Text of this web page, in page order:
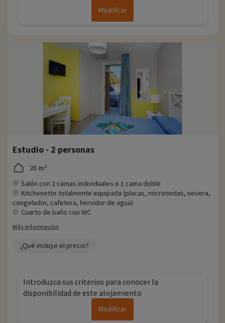
Modificar
Estudio - 2 personas
23 m²
Salón con 2 camas individuales o 1 cama doble
Kitchenette totalmente equipada (placas, microondas, nevera,
congelador, cafetera, hervidor de agua)
Cuarto de baño con WC
Más información
¿Qué incluye el precio?
Introduzca sus criterios para conocer la
disponibilidad de este alojamiento
Modificar